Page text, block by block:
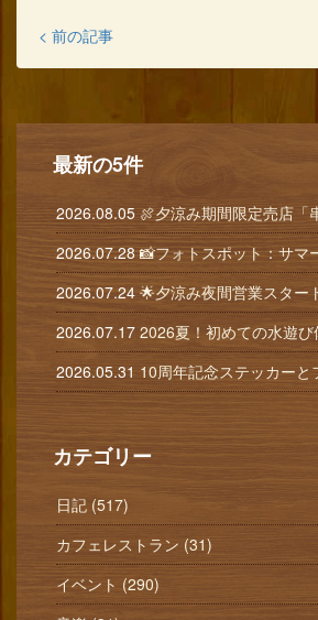
< 前の記事
最新の5件
2026.08.05 🍖夕涼み期間限定売店「
2026.07.28 📸フォトスポット：サマ
2026.07.24 🌟夕涼み夜間営業スター
2026.07.17 2026夏！初めての水遊
2026.05.31 10周年記念ステッカーと
カテゴリー
日記 (517)
カフェレストラン (31)
イベント (290)